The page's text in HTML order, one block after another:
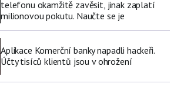
telefonu okamžitě zavěsit, jinak zaplatí
milionovou pokutu. Naučte se je
Aplikace Komerční banky napadli hackeři.
Účty tisíců klientů jsou v ohrožení